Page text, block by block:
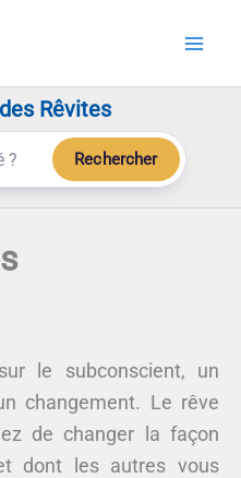
Rêvites
Rechercher
le subconscient, un
changement. Le rêve
de changer la façon
dont les autres vous